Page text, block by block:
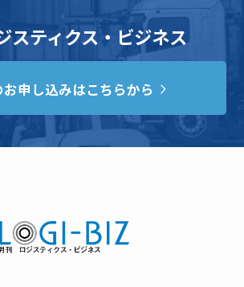
スティクス・ビジネス
申し込みはこちらから